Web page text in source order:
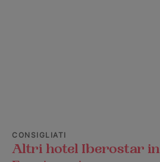
CONSIGLIATI
Altri hotel Iberostar in